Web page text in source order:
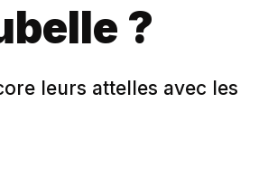
?
leurs attelles avec les